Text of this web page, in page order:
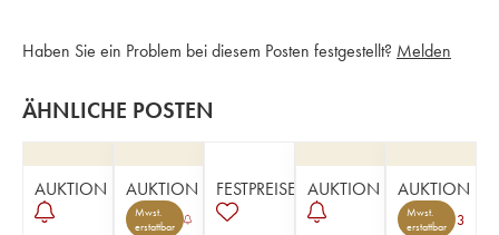
Haben Sie ein Problem bei diesem Posten festgestellt? Melden
ÄHNLICHE POSTEN
AUKTION AUKTION
Mwst.
erstattbar
FESTPREISE AUKTION AUKTION
Mwst.
erstattbar
3